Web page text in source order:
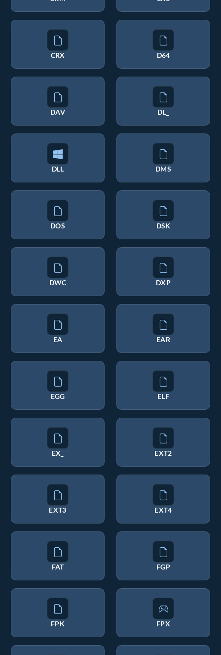
CRX D64
DAV DL_
DLL DMS
DOS DSK
DWC DXP
EA EAR
EGG ELF
EX_ EXT2
EXT3 EXT4
FAT FGP
FPK FPX